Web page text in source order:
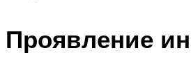
Проявление